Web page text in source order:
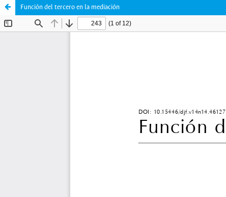
Función del tercero en la mediación